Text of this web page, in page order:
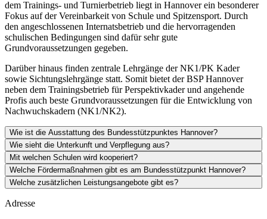
dem Trainings- und Turnierbetrieb liegt in Hannover ein besonderer
Fokus auf der Vereinbarkeit von Schule und Spitzensport. Durch
den angeschlossenen Internatsbetrieb und die hervorragenden
schulischen Bedingungen sind dafür sehr gute
Grundvoraussetzungen gegeben.
Darüber hinaus finden zentrale Lehrgänge der NK1/PK Kader
sowie Sichtungslehrgänge statt. Somit bietet der BSP Hannover
neben dem Trainingsbetrieb für Perspektivkader und angehende
Profis auch beste Grundvoraussetzungen für die Entwicklung von
Nachwuchskadern (NK1/NK2).
Wie ist die Ausstattung des Bundesstützpunktes Hannover?
Wie sieht die Unterkunft und Verpflegung aus?
Mit welchen Schulen wird kooperiert?
Welche Fördermaßnahmen gibt es am Bundesstützpunkt Hannover?
Welche zusätzlichen Leistungsangebote gibt es?
Adresse